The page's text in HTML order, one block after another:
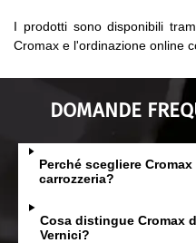
I prodotti sono disponibili
Cromax e l'ordinazione online
DOMANDE
Perché scegliere
carrozzeria?
Cosa distingue Cromax
Vernici?